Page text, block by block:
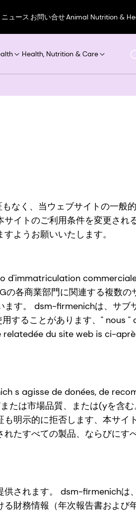
ニュース お問い合せAnimal Nutrition &
Health, Nutrition & Care
なく、当ウェブサイトの一般
イトのご利用条件を変更され
ようお願いいたします。
d'immatriculation
各商業部門に関連する複数の
す。 dsm-firmenichは、サブ
することがあります、" nous
du site web is ci-
s agisse de donées, de
は市場品質、または(yを含む
明示的に拒否します、本サイ
たすべての製品、ならびにす
供されます。 dsm-firmenichは
財務情報（年次報告書および